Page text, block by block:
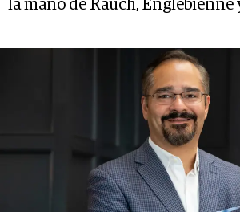
la mano de Rauch, Englebienne